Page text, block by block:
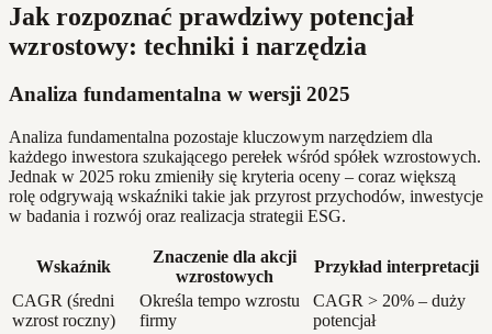
Jak rozpoznać prawdziwy potencjał
wzrostowy: techniki i narzędzia
Analiza fundamentalna w wersji 2025
Analiza fundamentalna pozostaje kluczowym narzędziem dla
każdego inwestora szukającego perełek wśród spółek wzrostowych.
Jednak w 2025 roku zmieniły się kryteria oceny – coraz większą
rolę odgrywają wskaźniki takie jak przyrost przychodów, inwestycje
w badania i rozwój oraz realizacja strategii ESG.
Wskaźnik
Znaczenie dla akcji
wzrostowych
Przykład interpretacji
CAGR (średni
wzrost roczny)
Określa tempo wzrostu
firmy
CAGR > 20% – duży
potencjał